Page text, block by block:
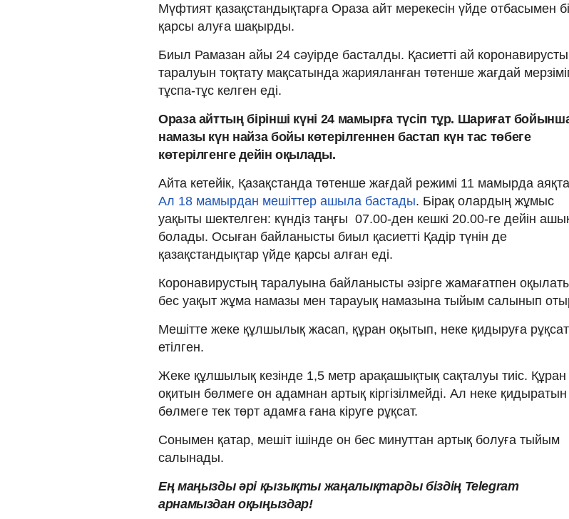
Мүфтият қазақстандықтарға Ораза айт мерекесін үйде отбасымен
қарсы алуға шақырды.
Биыл Рамазан айы 24 сәуірде басталды. Қасиетті ай
таралуын тоқтату мақсатында жарияланған төтенше жағдай
тұспа-тұс келген еді.
Ораза айттың бірінші күні 24 мамырға түсіп тұр. Шариғат
намазы күн найза бойы көтерілгеннен бастап күн тас төбеге
көтерілгенге дейін оқылады.
Айта кетейік, Қазақстанда төтенше жағдай режимі 11 мамырда
Ал 18 мамырдан мешіттер ашыла бастады. Бірақ олардың жұмыс
уақыты шектелген: күндіз таңғы 07.00-ден кешкі 20.00-ге дейін
болады. Осыған байланысты биыл қасиетті Қадір түнін де
қазақстандықтар үйде қарсы алған еді.
Коронавирустың таралуына байланысты әзірге жамағатпен
бес уақыт жұма намазы мен тарауық намазына тыйым салынып
Мешітте жеке құлшылық жасап, құран оқытып, неке қидыруға рұқсат
етілген.
Жеке құлшылық кезінде 1,5 метр арақашықтық сақталуы тиіс. Құран
оқитын бөлмеге он адамнан артық кіргізілмейді. Ал неке қидыратын
бөлмеге тек төрт адамға ғана кіруге рұқсат.
Сонымен қатар, мешіт ішінде он бес минуттан артық болуға тыйым
салынады.
Ең маңызды әрі қызықты жаңалықтарды біздің Telegram
арнамыздан оқыңыздар!